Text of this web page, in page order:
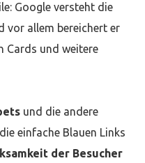
Google versteht die
vor allem bereichert er
Cards und weitere
und die andere
einfache Blauen Links
der Besucher